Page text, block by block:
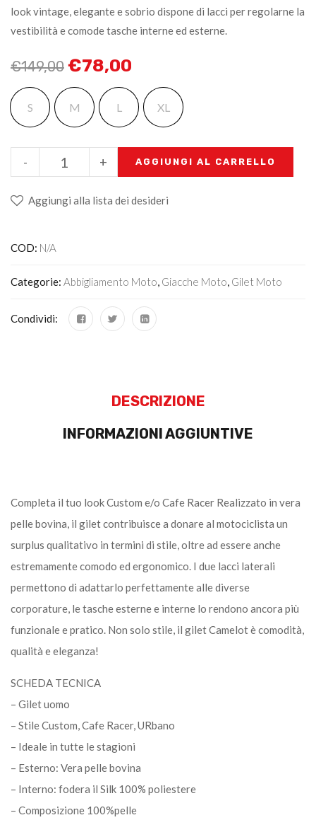
look vintage, elegante e sobrio dispone di lacci per regolarne la
vestibilità e comode tasche interne ed esterne.
€149,00 €78,00
S M L XL
+
- AGGIUNGI AL CARRELLO
Aggiungi alla lista dei desideri
COD: N/A
Categorie: Abbigliamento Moto, Giacche Moto, Gilet Moto
Condividi:
DESCRIZIONE
INFORMAZIONI AGGIUNTIVE
Completa il tuo look Custom e/o Cafe Racer Realizzato in vera
pelle bovina, il gilet contribuisce a donare al motociclista un
surplus qualitativo in termini di stile, oltre ad essere anche
estremamente comodo ed ergonomico. I due lacci laterali
permettono di adattarlo perfettamente alle diverse
corporature, le tasche esterne e interne lo rendono ancora più
funzionale e pratico. Non solo stile, il gilet Camelot è comodità,
qualità e eleganza!
SCHEDA TECNICA
– Gilet uomo
– Stile Custom, Cafe Racer, URbano
– Ideale in tutte le stagioni
– Esterno: Vera pelle bovina
– Interno: fodera il Silk 100% poliestere
– Composizione 100%pelle